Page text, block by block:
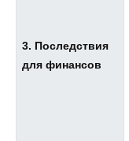
3. Последствия
для финансов